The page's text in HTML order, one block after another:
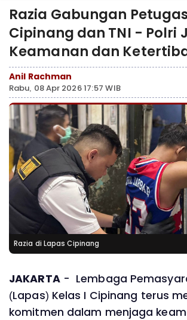
Razia Gabungan
Cipinang dan TNI - Polri
Keamanan dan
Anil Rachman
Rabu, 08 Apr 2026 17:57 WIB
Razia di Lapas Cipinang
JAKARTA- Lembaga
(Lapas) Kelas I Cipinang terus
komitmen dalam menjaga